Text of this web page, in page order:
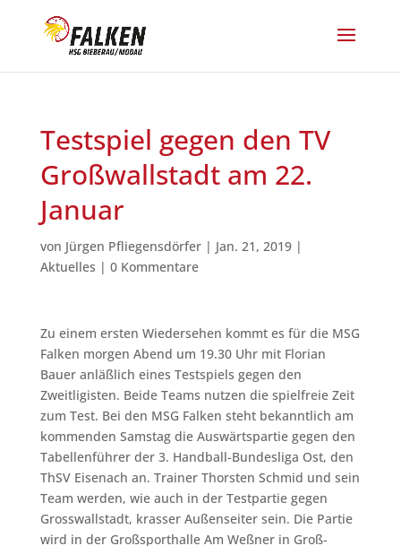
Testspiel gegen den TV
Großwallstadt am 22.
Januar
von Jürgen Pfliegensdörfer| Jan. 21, 2019|
Aktuelles | 0 Kommentare
Zu einem ersten Wiedersehen kommt es für die MSG
Falken morgen Abend um 19.30 Uhr mit Florian
Bauer anläßlich eines Testspiels gegen den
Zweitligisten. Beide Teams nutzen die spielfreie Zeit
zum Test. Bei den MSG Falken steht bekanntlich am
kommenden Samstag die Auswärtspartie gegen den
Tabellenführer der 3. Handball-Bundesliga Ost, den
ThSV Eisenach an. Trainer Thorsten Schmid und sein
Team werden, wie auch in der Testpartie gegen
Grosswallstadt, krasser Außenseiter sein. Die Partie
wird in der Großsporthalle Am Weßner in Groß-